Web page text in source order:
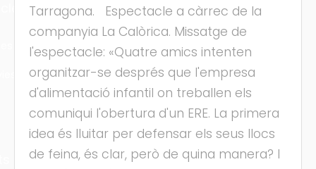
Tarragona. Espectacle a càrrec de la
companyia La Calòrica. Missatge de
l'espectacle: «Quatre amics intenten
organitzar-se després que l'empresa
d'alimentació infantil on treballen els
comuniqui l'obertura d'un ERE. La primera
idea és lluitar per defensar els seus llocs
de feina, és clar, però de quina manera? I